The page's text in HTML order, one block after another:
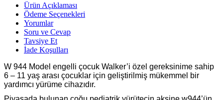
Ürün Açıklaması
Ödeme Seçenekleri
Yorumlar
Soru ve Cevap
Tavsiye Et
İade Koşulları
W 944 Model engelli çocuk Walker’i özel gereksinime sahip
6 – 11 yaş arası çocuklar için geliştirilmiş mükemmel bir
yardımcı yürüme cihazıdır.